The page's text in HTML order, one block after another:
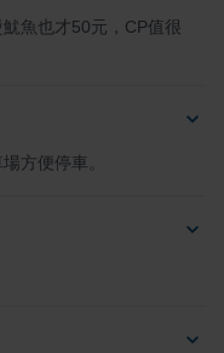
魚也才50元，CP值很
方便停車。